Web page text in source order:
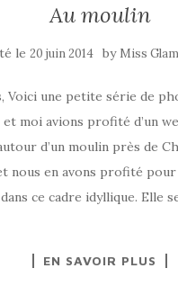
Au moulin
le 20 juin 2014 by Miss
Voici une petite série de
et moi avions profité d’un
d’un moulin près de
nous en avons profité
ce cadre idyllique. Elle
EN SAVOIR PLUS